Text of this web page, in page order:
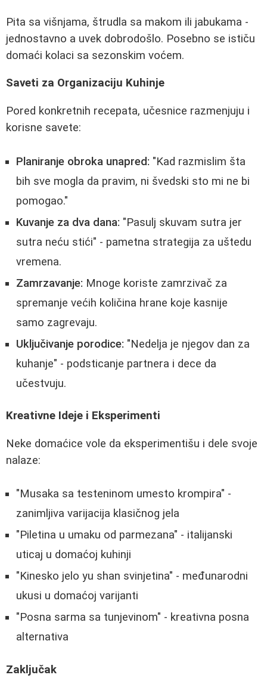
Pita sa višnjama, štrudla sa makom ili jabukama -
jednostavno a uvek dobrodošlo. Posebno se ističu
domaći kolaci sa sezonskim voćem.
Saveti za Organizaciju Kuhinje
Pored konkretnih recepata, učesnice razmenjuju i
korisne savete:
Planiranje obroka unapred: "Kad razmislim šta
bih sve mogla da pravim, ni švedski sto mi ne bi
pomogao."
Kuvanje za dva dana: "Pasulj skuvam sutra jer
sutra neću stići" - pametna strategija za uštedu
vremena.
Zamrzavanje: Mnoge koriste zamrzivač za
spremanje većih količina hrane koje kasnije
samo zagrevaju.
Uključivanje porodice: "Nedelja je njegov dan za
kuhanje" - podsticanje partnera i dece da
učestvuju.
Kreativne Ideje i Eksperimenti
Neke domaćice vole da eksperimentišu i dele svoje
nalaze:
"Musaka sa testeninom umesto krompira" -
zanimljiva varijacija klasičnog jela
"Piletina u umaku od parmezana" - italijanski
uticaj u domaćoj kuhinji
"Kinesko jelo yu shan svinjetina" - međunarodni
ukusi u domaćoj varijanti
"Posna sarma sa tunjevinom" - kreativna posna
alternativa
Zaključak